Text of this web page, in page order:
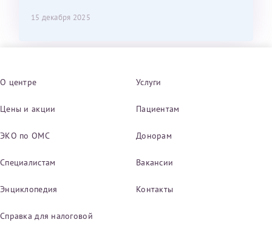
15 декабря 2025
О центре Услуги
Цены и акции Пациентам
ЭКО по ОМС Донорам
Специалистам Вакансии
Энциклопедия Контакты
Справка для налоговой